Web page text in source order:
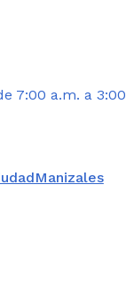
7:00 a.m. a 3:00